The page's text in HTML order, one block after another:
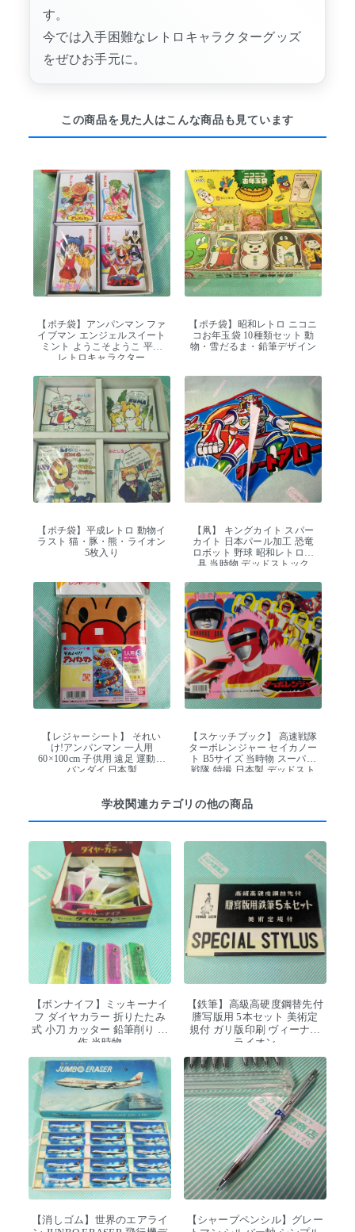
す。
今では入手困難なレトロキャラクターグッズ
をぜひお手元に。
この商品を見た人はこんな商品も見ています
【ポチ袋】アンパンマン ファ
イブマン エンジェルスイート
ミント ようこそようこ 平成
レトロキャラクター
【ポチ袋】昭和レトロ ニコニ
コお年玉袋 10種類セット 動
物・雪だるま・鉛筆デザイン
【ポチ袋】平成レトロ 動物イ
ラスト 猫・豚・熊・ライオン
5枚入り
【凧】 キングカイト スパー
カイト 日本パール加工 恐竜
ロボット 野球 昭和レトロ玩
具 当時物 デッドストック
【レジャーシート】 それい
け!アンパンマン 一人用
60×100cm 子供用 遠足 運動会
バンダイ 日本製
【スケッチブック】 高速戦隊
ターボレンジャー セイカノー
ト B5サイズ 当時物 スーパー
戦隊 特撮 日本製 デッドスト
学校関連カテゴリの他の商品
【ボンナイフ】ミッキーナイ
フ ダイヤカラー 折りたたみ
式 小刀 カッター 鉛筆削り 工
作 当時物
【鉄筆】高級高硬度鋼替先付
謄写版用 5本セット 美術定
規付 ガリ版印刷 ヴィーナス
ライオン
【消しゴム】世界のエアライ
【シャープペンシル】グレー